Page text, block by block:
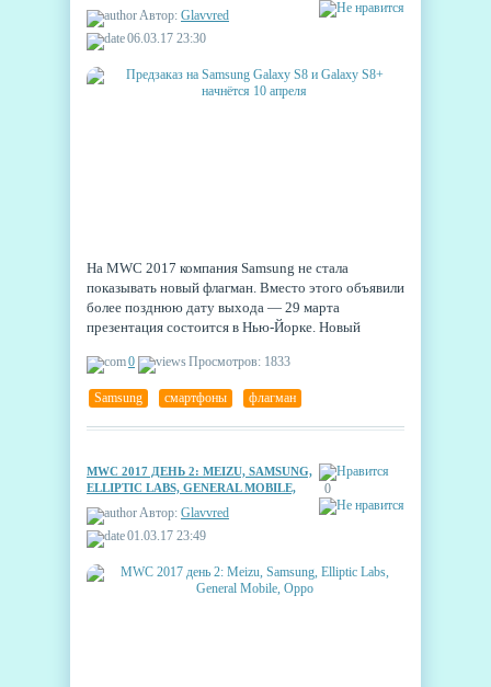
Автор: Glavvred
06.03.17 23:30
На MWC 2017 компания Samsung не стала
показывать новый флагман. Вместо этого объявили
более позднюю дату выхода — 29 марта
презентация состоится в Нью-Йорке. Новый
Samsung Galaxy S8 получит старшего брата
Galaxy S8+, который, благодаря большему
размеру, должен будет занять на рынке нишу,
образовавшуюся после фиаско Galaxy Note 7.
0 Просмотров: 1833
Samsung смартфоны флагман
0
MWC 2017 ДЕНЬ 2: MEIZU, SAMSUNG,
ELLIPTIC LABS, GENERAL MOBILE,
Автор: Glavvred
01.03.17 23:49